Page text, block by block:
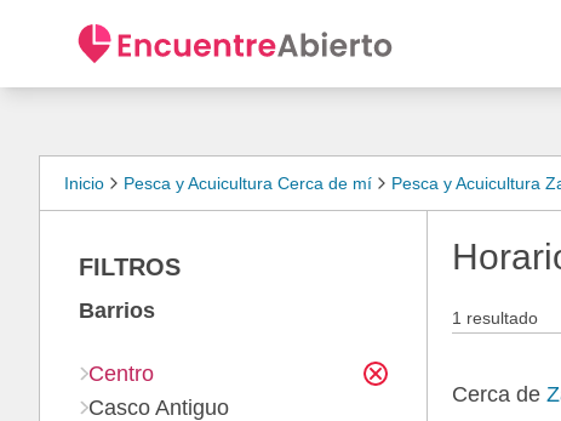
Inicio Pesca y Acuicultura Cerca de mí Pesca y Acuicultura
1 resultado
Cerca de
FILTROS
Barrios
Centro
Casco Antiguo